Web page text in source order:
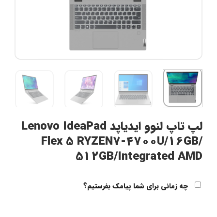
لپ تاپ لنوو ایدیاپد Lenovo IdeaPad
Flex 5 RYZEN7-4700U/16GB/
512GB/Integrated AMD
چه زمانی برای شما پیامک بفرستیم؟